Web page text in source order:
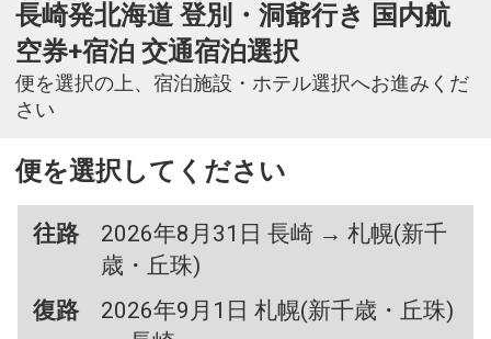
長崎発北海道 登別・洞爺行き 国内航
空券+宿泊 交通宿泊選択
便を選択の上、宿泊施設・ホテル選択へお進みくだ
さい
便を選択してください
往路
2026年8月31日 長崎 → 札幌(新千
歳・丘珠)
復路
2026年9月1日 札幌(新千歳・丘珠)